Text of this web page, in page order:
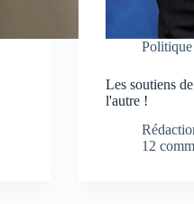
Politique
Les soutiens
l'autre !
12